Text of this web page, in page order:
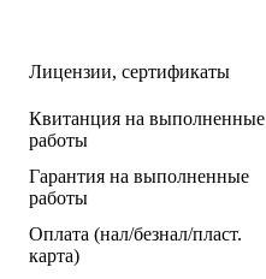
Лицензии, сертификаты
Квитанция на выполненные
работы
Гарантия на выполненные
работы
Оплата (нал/безнал/пласт.
карта)